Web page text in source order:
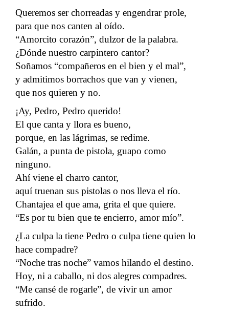
Queremos ser chorreadas y engendrar prole,
para que nos canten al oído.
“Amorcito corazón”, dulzor de la palabra.
¿Dónde nuestro carpintero cantor?
Soñamos “compañeros en el bien y el mal”,
y admitimos borrachos que van y vienen,
que nos quieren y no.
¡Ay, Pedro, Pedro querido!
El que canta y llora es bueno,
porque, en las lágrimas, se redime.
Galán, a punta de pistola, guapo como
ninguno.
Ahí viene el charro cantor,
aquí truenan sus pistolas o nos lleva el río.
Chantajea el que ama, grita el que quiere.
“Es por tu bien que te encierro, amor mío”.
¿La culpa la tiene Pedro o culpa tiene quien lo
hace compadre?
“Noche tras noche” vamos hilando el destino.
Hoy, ni a caballo, ni dos alegres compadres.
“Me cansé de rogarle”, de vivir un amor
sufrido.